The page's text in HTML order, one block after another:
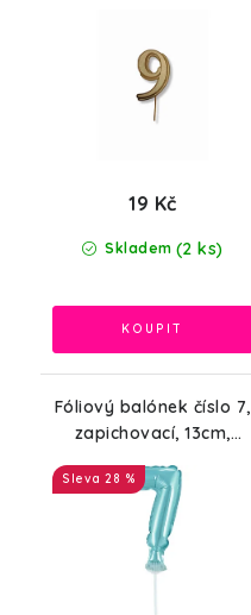
Skladem (2 ks)
19 Kč
Fóliový balónek číslo 7,
zapichovací, 13cm,
28 %